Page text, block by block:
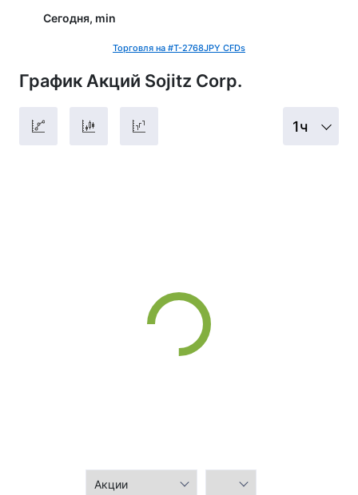
График Акций Sojitz Corp.
1ч
Сегодня, min
Торговля на #T-2768JPY CFDs